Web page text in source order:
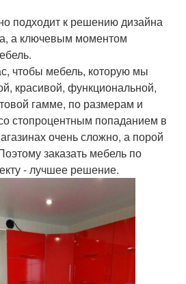
подходит к решению дизайна
а ключевым моментом
чтобы мебель, которую мы
красивой, функциональной,
гамме, по размерам и
стопроцентным попаданием в
очень сложно, а порой
заказать мебель по
- лучшее решение.